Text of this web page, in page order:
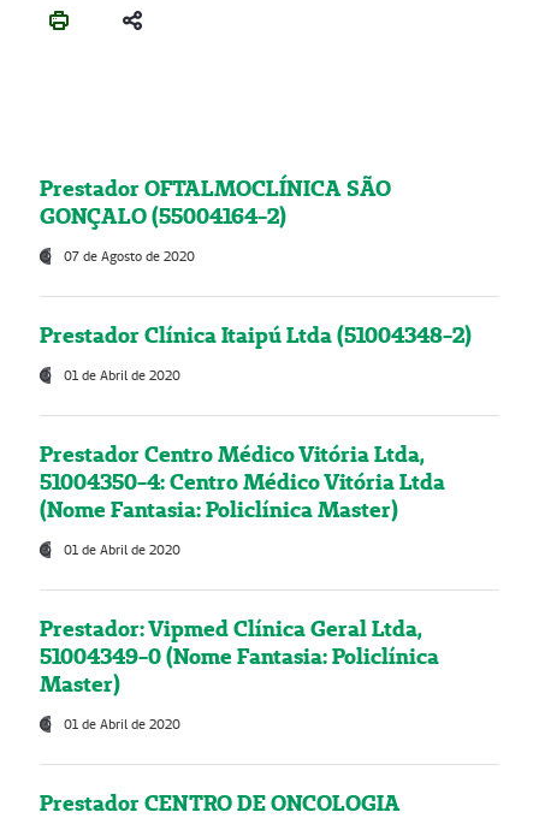
Prestador OFTALMOCLÍNICA SÃO
GONÇALO (55004164-2)
07 de Agosto de 2020
Prestador Clínica Itaipú Ltda (51004348-2)
01 de Abril de 2020
Prestador Centro Médico Vitória Ltda,
51004350-4: Centro Médico Vitória Ltda
(Nome Fantasia: Policlínica Master)
01 de Abril de 2020
Prestador: Vipmed Clínica Geral Ltda,
51004349-0 (Nome Fantasia: Policlínica
Master)
01 de Abril de 2020
Prestador CENTRO DE ONCOLOGIA